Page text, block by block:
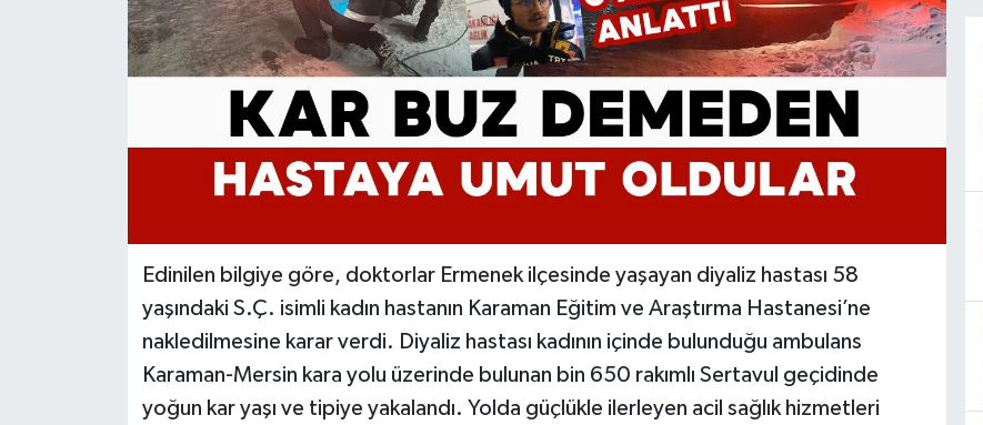
Edinilen bilgiye göre, doktorlar Ermenek ilçesinde yaşayan diyaliz hastası 58
yaşındaki S.Ç. isimli kadın hastanın Karaman Eğitim ve Araştırma Hastanesi’ne
nakledilmesine karar verdi. Diyaliz hastası kadının içinde bulunduğu ambulans
Karaman-Mersin kara yolu üzerinde bulunan bin 650 rakımlı Sertavul geçidinde
yoğun kar yaşı ve tipiye yakalandı. Yolda güçlükle ilerleyen acil sağlık hizmetleri